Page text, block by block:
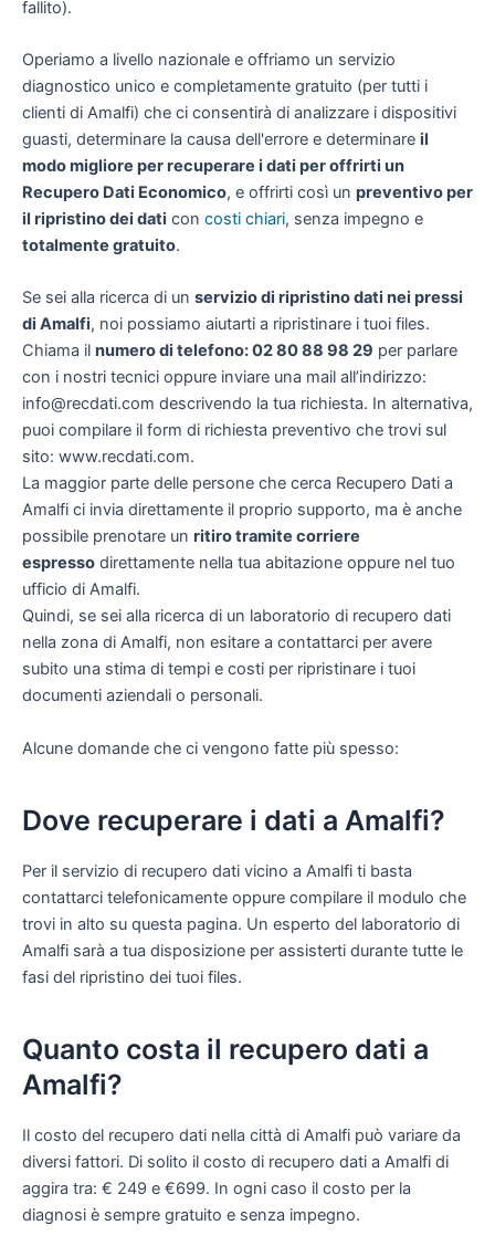
fallito).
Operiamo a livello nazionale e offriamo un servizio
diagnostico unico e completamente gratuito (per tutti i
clienti di Amalfi) che ci consentirà di analizzare i dispositivi
guasti, determinare la causa dell'errore e determinare il
modo migliore per recuperare i dati per offrirti un
Recupero Dati Economico, e offrirti così un preventivo per
il ripristino dei dati con costi chiari, senza impegno e
totalmente gratuito.
Se sei alla ricerca di un servizio di ripristino dati nei pressi
di Amalfi, noi possiamo aiutarti a ripristinare i tuoi files.
Chiama il numero di telefono: 02 80 88 98 29 per parlare
con i nostri tecnici oppure inviare una mail all’indirizzo:
info@recdati.com descrivendo la tua richiesta. In alternativa,
puoi compilare il form di richiesta preventivo che trovi sul
sito: www.recdati.com.
La maggior parte delle persone che cerca Recupero Dati a
Amalfi ci invia direttamente il proprio supporto, ma è anche
possibile prenotare un ritiro tramite corriere
espresso direttamente nella tua abitazione oppure nel tuo
ufficio di Amalfi.
Quindi, se sei alla ricerca di un laboratorio di recupero dati
nella zona di Amalfi, non esitare a contattarci per avere
subito una stima di tempi e costi per ripristinare i tuoi
documenti aziendali o personali.
Alcune domande che ci vengono fatte più spesso:
Dove recuperare i dati a Amalfi?
Per il servizio di recupero dati vicino a Amalfi ti basta
contattarci telefonicamente oppure compilare il modulo che
trovi in alto su questa pagina. Un esperto del laboratorio di
Amalfi sarà a tua disposizione per assisterti durante tutte le
fasi del ripristino dei tuoi files.
Quanto costa il recupero dati a
Amalfi?
Il costo del recupero dati nella città di Amalfi può variare da
diversi fattori. Di solito il costo di recupero dati a Amalfi di
aggira tra: € 249 e €699. In ogni caso il costo per la
diagnosi è sempre gratuito e senza impegno.